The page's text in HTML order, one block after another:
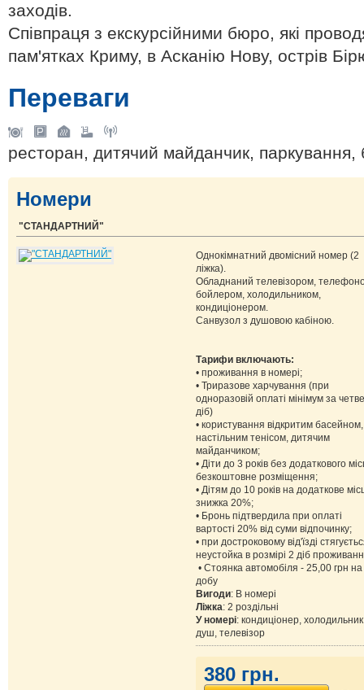
заходів.
Співпраця з екскурсійними бюро, які
пам'ятках Криму, в Асканію Нову, острів
Переваги
ресторан, дитячий майданчик,
Номери
"СТАНДАРТНИЙ"
Однокімнатний двомісний номер (2
ліжка).
Обладнаний телевізором,
бойлером, холодильником,
кондиціонером.
Санвузол з душовою кабіною.
Тарифи включають:
• проживання в номері;
• Триразове харчування (при
одноразовій оплаті мінімум за
діб)
• користування відкритим басейном,
настільним тенісом, дитячим
майданчиком;
• Діти до 3 років без додаткового
безкоштовне розміщення;
• Дітям до 10 років на додаткове
знижка 20%;
• Бронь підтвердила при оплаті
вартості 20% від суми відпочинку;
• при достроковому від'їзді
неустойка в розмірі 2 діб
• Стоянка автомобіля - 25,00 грн на
добу
Вигоди: В номері
Ліжка: 2 роздільні
У номері: кондиціонер,
душ, телевізор
380 грн.